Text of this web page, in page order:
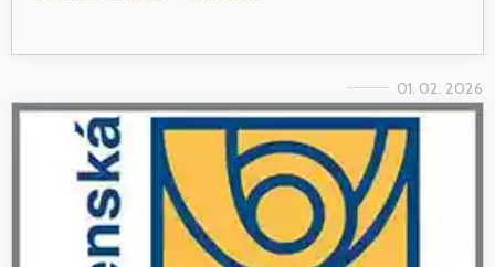
01. 02. 2026